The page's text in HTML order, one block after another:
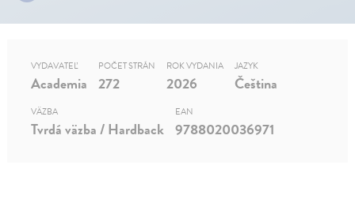
VYDAVATEĽ
Academia
POČET STRÁN
272
ROK VYDANIA
2026
JAZYK
Čeština
VÄZBA
Tvrdá väzba / Hardback
EAN
9788020036971